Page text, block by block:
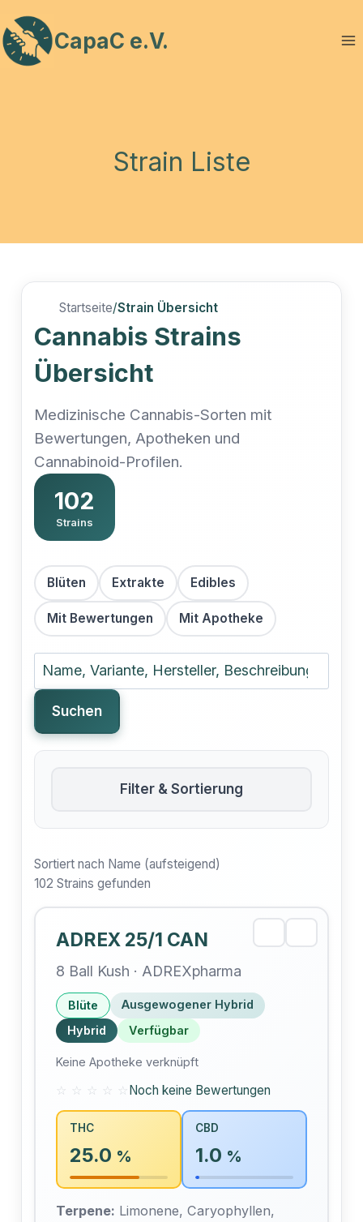
Inhalt
springen
CapaC e.V.
Strain Liste
Startseite/Strain Übersicht
Cannabis Strains
Übersicht
Medizinische Cannabis-Sorten mit
Bewertungen, Apotheken und
Cannabinoid-Profilen.
102
Strains
Blüten Extrakte Edibles
Mit Bewertungen Mit Apotheke
Strain suchen
Suchen
Filter & Sortierung
Sortiert nach Name (aufsteigend)
102 Strains gefunden
ADREX 25/1 CAN
8 Ball Kush · ADREXpharma
Blüte
Ausgewogener Hybrid
Hybrid
Verfügbar
Keine Apotheke verknüpft
☆ ☆ ☆ ☆ ☆Noch keine Bewertungen
THC
25.0 %
CBD
1.0 %
Terpene: Limonene, Caryophyllen,